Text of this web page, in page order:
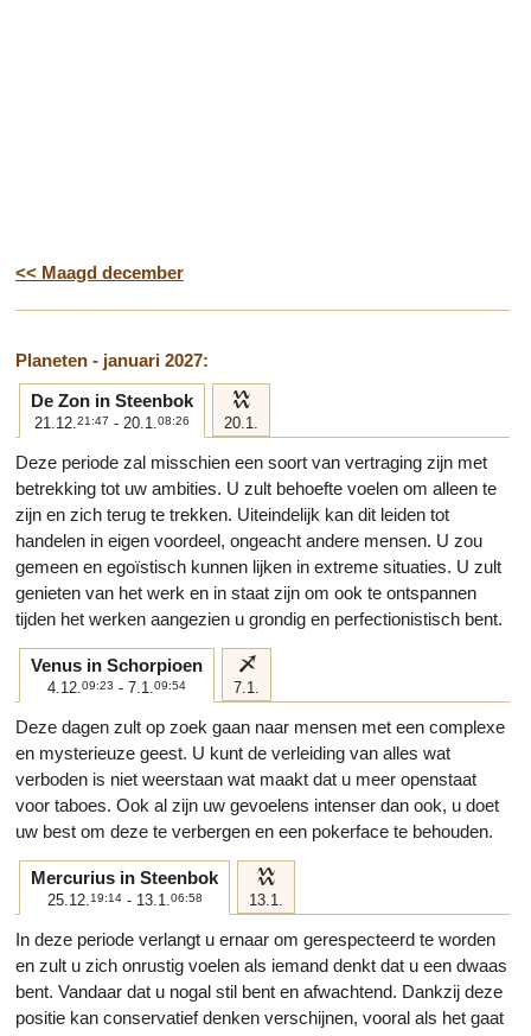
<< Maagd december
Planeten - januari 2027:
De Zon in Steenbok
21.12.21:47 - 20.1.08:26
k
20.1.
Deze periode zal misschien een soort van vertraging zijn met
betrekking tot uw ambities. U zult behoefte voelen om alleen te
zijn en zich terug te trekken. Uiteindelijk kan dit leiden tot
handelen in eigen voordeel, ongeacht andere mensen. U zou
gemeen en egoïstisch kunnen lijken in extreme situaties. U zult
genieten van het werk en in staat zijn om ook te ontspannen
tijden het werken aangezien u grondig en perfectionistisch bent.
Venus in Schorpioen
4.12.09:23 - 7.1.09:54
i
7.1.
Deze dagen zult op zoek gaan naar mensen met een complexe
en mysterieuze geest. U kunt de verleiding van alles wat
verboden is niet weerstaan wat maakt dat u meer openstaat
voor taboes. Ook al zijn uw gevoelens intenser dan ook, u doet
uw best om deze te verbergen en een pokerface te behouden.
Mercurius in Steenbok
25.12.19:14- 13.1.06:58
k
13.1.
In deze periode verlangt u ernaar om gerespecteerd te worden
en zult u zich onrustig voelen als iemand denkt dat u een dwaas
bent. Vandaar dat u nogal stil bent en afwachtend. Dankzij deze
positie kan conservatief denken verschijnen, vooral als het gaat